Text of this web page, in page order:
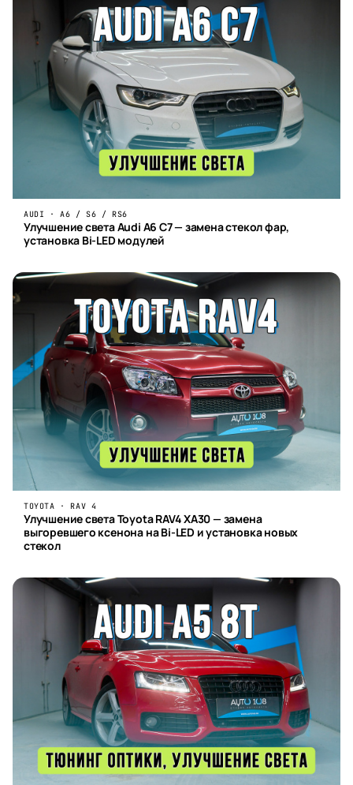
AUDI · A6 / S6 / RS6
Улучшение света Audi A6 C7 — замена стекол фар,
установка Bi-LED модулей
TOYOTA · RAV 4
Улучшение света Toyota RAV4 XA30 — замена
выгоревшего ксенона на Bi-LED и установка новых
стекол